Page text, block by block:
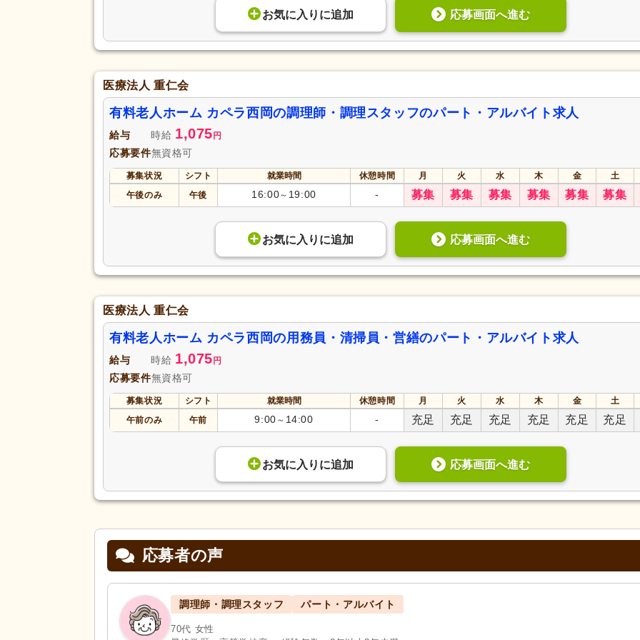
お気に入り に追加 応募画面へ進む
医療法人 重仁会
有料老人ホーム カペラ西岡の調理師・調理スタッフのパート・アルバイト求人
給与 時給 1,075 円
応募要件無資格可
募集状況 シフト 就業時間 休憩時間 月 火 水 木 金
土
午後のみ
午後 16:00～ 19:00 - 募集 募集 募集 募集 募集 募集
お気に入り に追加 応募画面へ進む
医療法人 重仁会
有料老人ホーム カペラ西岡の用務員・清掃員・営繕のパート・アルバイト求人
給与 時給 1,075 円
応募要件無資格可
募集状況 シフト 就業時間 休憩時間 月 火 水 木 金
土
午前のみ
午前 9:00 ～ 14:00 - 充足 充足 充足 充足 充足 充足
お気に入り に追加 応募画面へ進む
応募者の声
調理師・調理スタッフ パート・アルバイト
70代 女性